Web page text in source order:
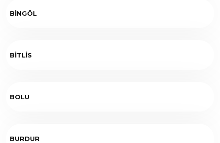
BİNGÖL
BİTLİS
BOLU
BURDUR